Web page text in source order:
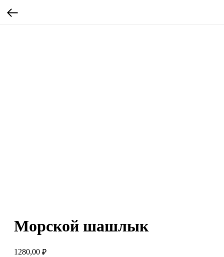
Морской шашлык
1280,00 ₽